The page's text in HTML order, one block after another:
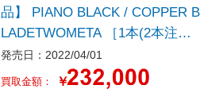
品】 PIANO BLACK / COPPER B
LADETWOMETA ［1本(2本注文
のみ受付)］
発売日：2022/04/01
買取金額： ￥